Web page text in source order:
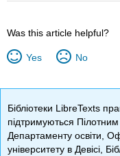
Was this article helpful?
Yes No
Бібліотеки LibreTexts
підтримуються Пілотним
Департаменту освіти,
університету в Девісі,